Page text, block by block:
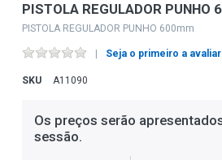
PISTOLA REGULADOR PUNHO
PISTOLA REGULADOR PUNHO 600mm
Seja o primeiro a
SKU A11090
Os preços serão
sessão.